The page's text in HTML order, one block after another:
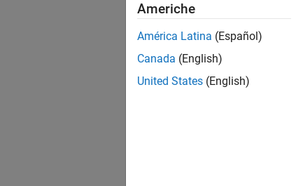
Americhe
América Latina (Español)
Canada (English)
United States (English)